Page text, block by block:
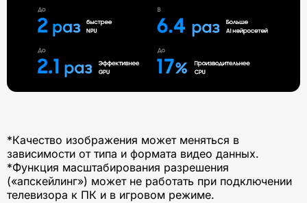
*Качество изображения может меняться в
зависимости от типа и формата видео данных.
*Функция масштабирования разрешения
(«апскейлинг») может не работать при подключении
телевизора к ПК и в игровом режиме.